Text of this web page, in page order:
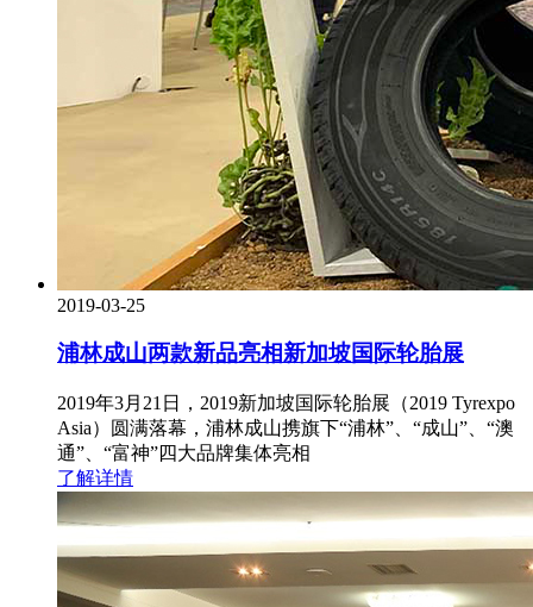
2019-03-25
浦林成山两款新品亮相新加坡国际轮胎展
2019年3月21日，2019新加坡国际轮胎展（2019 Tyrexpo
Asia）圆满落幕，浦林成山携旗下“浦林”、“成山”、“澳
通”、“富神”四大品牌集体亮相
了解详情